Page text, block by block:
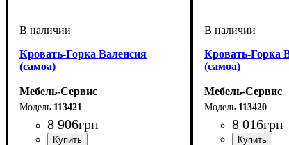
Кровать-Горка Валенсия
(самоа)
Мебель-Сервис
113421
8 906грн
Кровать-Горка
(самоа)
Мебель-Сервис
113420
8 016грн